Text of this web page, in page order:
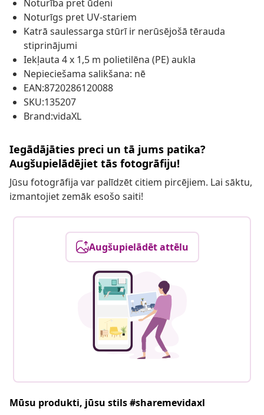
Noturība pret ūdeni
Noturīgs pret UV-stariem
Katrā saulessarga stūrī ir nerūsējošā tērauda
stiprinājumi
Iekļauta 4 x 1,5 m polietilēna (PE) aukla
Nepieciešama salikšana: nē
EAN:8720286120088
SKU:135207
Brand:vidaXL
Iegādājāties preci un tā jums patika?
Augšupielādējiet tās fotogrāfiju!
Jūsu fotogrāfija var palīdzēt citiem pircējiem. Lai sāktu,
izmantojiet zemāk esošo saiti!
Augšupielādēt attēlu
Mūsu produkti, jūsu stils #sharemevidaxl